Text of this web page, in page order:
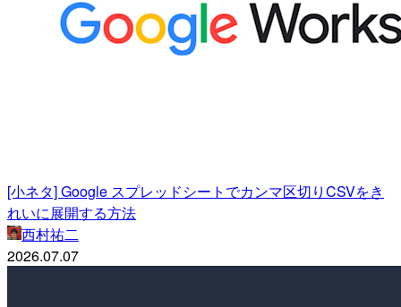
[小ネタ] Google スプレッドシートでカンマ区切りCSVをき
れいに展開する方法
西村祐二
2026.07.07